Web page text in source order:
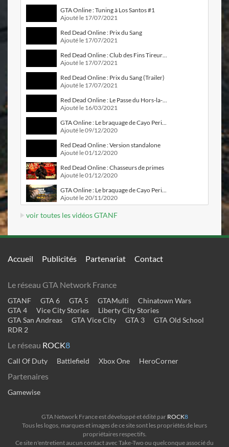
GTA Online : Tuning à Los Santos #1
Ajouté le 17/07/2021
Red Dead Online : Prix du Sang
Ajouté le 17/07/2021
Red Dead Online : Club des Fins Tireurs n°1
Ajouté le 17/07/2021
Red Dead Online : Prix du Sang (Trailer)
Ajouté le 17/07/2021
Red Dead Online : Le Passe du Hors-la-Loi n°5
Ajouté le 16/03/2021
GTA Online : Le braquage de Cayo Perico (Trailer #2)
Ajouté le 09/12/2020
Red Dead Online : Version standalone
Ajouté le 01/12/2020
Red Dead Online : Chasseurs de primes
Ajouté le 01/12/2020
GTA Online : Le braquage de Cayo Perico (Trailer #1)
Ajouté le 20/11/2020
voir toutes les vidéos GTANF
Accueil Publicités Partenariat Contact
Le réseau GTA Network France
GTANF GTA 6 GTA 5 GTAMulti
Chinatown Wars
GTA 4
Vice City Stories
Liberty City Stories
GTA San Andreas
GTA Vice City GTA 3
GTA Old School
RDR 2
Le réseau ROCK8
Call Of Duty Battlefield Xbox One HeroCorner
Partenaires
Gamewise
GTA Network France est développé et édité par ROCK8
Tous les logos, marques et images de ce site sont les propriétés de leurs
propriétaires respectifs.
Ce site n'entretient aucun contact avec Take-Two ou quelconque associé du